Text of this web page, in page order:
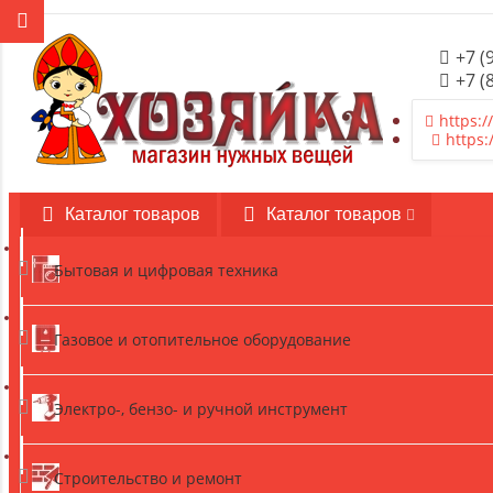
+7
+7
Каталог товаров Каталог товаров
Бытовая и цифровая техника
Газовое и отопительное оборудование
Электро-, бензо- и ручной инструмент
Строительство и ремонт